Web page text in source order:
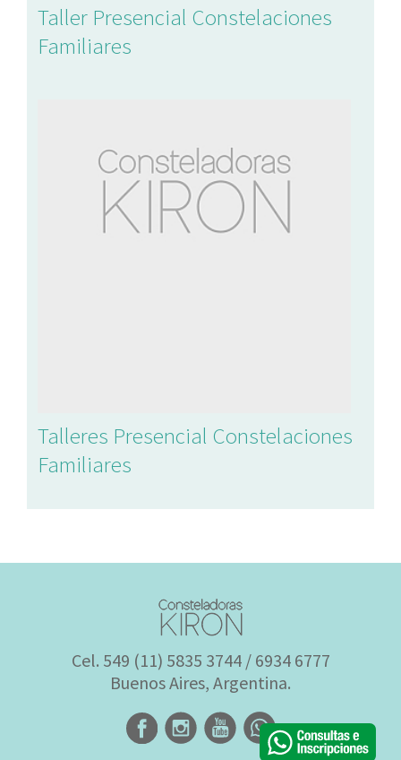
Taller Presencial Constelaciones
Familiares
Talleres Presencial Constelaciones
Familiares
Cel. 549 (11) 5835 3744 / 6934 6777
Buenos Aires, Argentina.